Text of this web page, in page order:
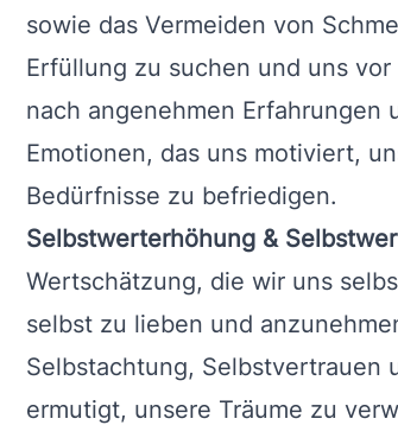
sowie das Vermeiden von
Erfüllung zu suchen und uns
nach angenehmen Erfahrungen
Emotionen, das uns motiviert,
Bedürfnisse zu befriedigen.
Selbstwerterhöhung &
Wertschätzung, die wir uns
selbst zu lieben und
Selbstachtung, Selbstvertrauen
ermutigt, unsere Träume zu